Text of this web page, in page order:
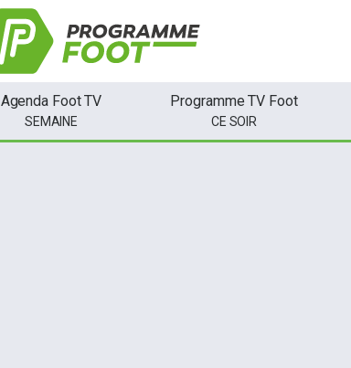
Agenda Foot TV
SEMAINE
Programme TV Foot
CE SOIR